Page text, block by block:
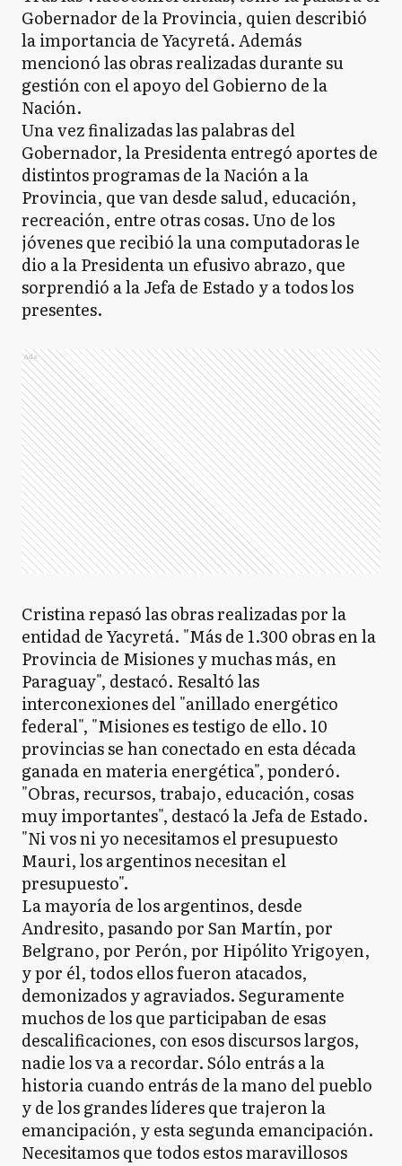
Gobernador de la Provincia, quien describió
la importancia de Yacyretá. Además
mencionó las obras realizadas durante su
gestión con el apoyo del Gobierno de la
Nación.
Una vez finalizadas las palabras del
Gobernador, la Presidenta entregó aportes de
distintos programas de la Nación a la
Provincia, que van desde salud, educación,
recreación, entre otras cosas. Uno de los
jóvenes que recibió la una computadoras le
dio a la Presidenta un efusivo abrazo, que
sorprendió a la Jefa de Estado y a todos los
presentes.
Ads
Cristina repasó las obras realizadas por la
entidad de Yacyretá. "Más de 1.300 obras en la
Provincia de Misiones y muchas más, en
Paraguay", destacó. Resaltó las
interconexiones del "anillado energético
federal", "Misiones es testigo de ello. 10
provincias se han conectado en esta década
ganada en materia energética", ponderó.
"Obras, recursos, trabajo, educación, cosas
muy importantes", destacó la Jefa de Estado.
"Ni vos ni yo necesitamos el presupuesto
Mauri, los argentinos necesitan el
presupuesto".
La mayoría de los argentinos, desde
Andresito, pasando por San Martín, por
Belgrano, por Perón, por Hipólito Yrigoyen,
y por él, todos ellos fueron atacados,
demonizados y agraviados. Seguramente
muchos de los que participaban de esas
descalificaciones, con esos discursos largos,
nadie los va a recordar. Sólo entrás a la
historia cuando entrás de la mano del pueblo
y de los grandes líderes que trajeron la
emancipación, y esta segunda emancipación.
Necesitamos que todos estos maravillosos